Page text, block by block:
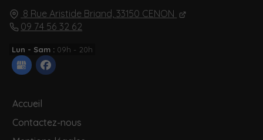
8 Rue Aristide Briand, 33150 CENON
09 74 56 32 62
Lun - Sam : 09h - 20h
Accueil
Contactez-nous